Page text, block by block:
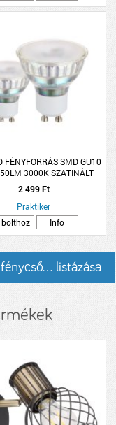
FÉNYFORRÁS SMD GU10
3000K SZATINÁLT
CSOMAG -CABI/CABO
LÁMPÁHOZ
2 499 Ft
Praktiker
bolthoz
Info
listázása